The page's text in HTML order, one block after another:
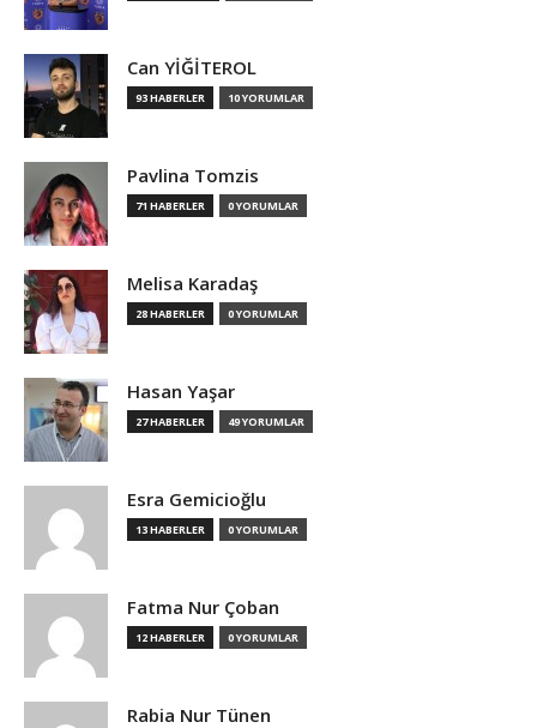
Can YİĞİTEROL
93 HABERLER 10 YORUMLAR
Pavlina Tomzis
71 HABERLER 0 YORUMLAR
Melisa Karadaş
28 HABERLER 0 YORUMLAR
Hasan Yaşar
27 HABERLER 49 YORUMLAR
Esra Gemicioğlu
13 HABERLER 0 YORUMLAR
Fatma Nur Çoban
12 HABERLER 0 YORUMLAR
Rabia Nur Tünen